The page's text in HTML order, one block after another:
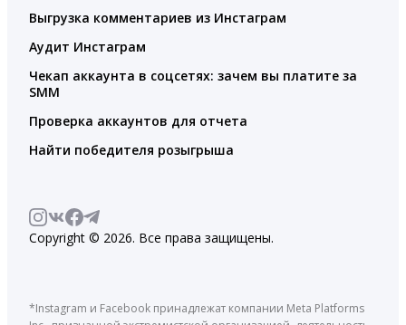
Выгрузка комментариев из Инстаграм
Аудит Инстаграм
Чекап аккаунта в соцсетях: зачем вы платите за
SMM
Проверка аккаунтов для отчета
Найти победителя розыгрыша
Copyright © 2026. Все права защищены.
*Instagram и Facebook принадлежат компании Meta Platforms